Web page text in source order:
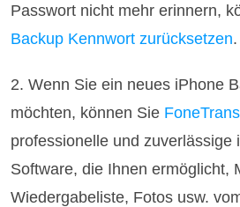
Passwort nicht mehr erinnern,
Backup Kennwort zurücksetzen.
2. Wenn Sie ein neues iPhone
möchten, können Sie FoneTrans
professionelle und zuverlässige
Software, die Ihnen ermöglicht,
Wiedergabeliste, Fotos usw.